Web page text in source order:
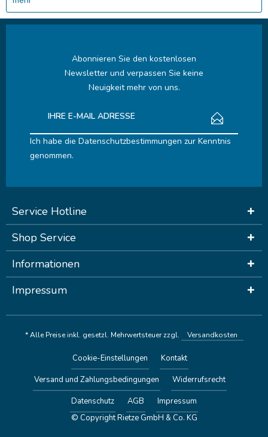
Abonnieren Sie den kostenlosen
Newsletter und verpassen Sie keine
Neuigkeit mehr von uns.
Ich habe die Datenschutzbestimmungen zur Kenntnis
genommen.
Service Hotline
Shop Service
Informationen
Impressum
* Alle Preise inkl. gesetzl. Mehrwertsteuer zzgl. Versandkosten
Cookie-Einstellungen
Kontakt
Versand und Zahlungsbedingungen
Widerrufsrecht
Datenschutz
AGB
Impressum
© Copyright Rietze GmbH & Co. KG